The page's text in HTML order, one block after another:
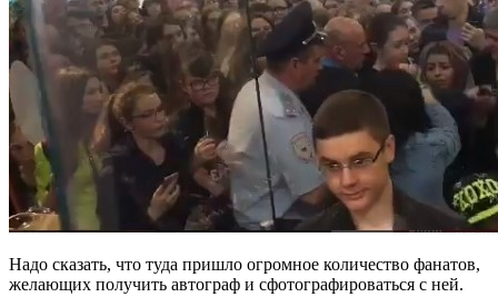
Надо сказать, что туда пришло огромное количество фанатов,
желающих получить автограф и сфотографироваться с ней.